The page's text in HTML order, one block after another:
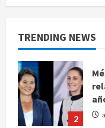
TRENDING NEWS
1
2